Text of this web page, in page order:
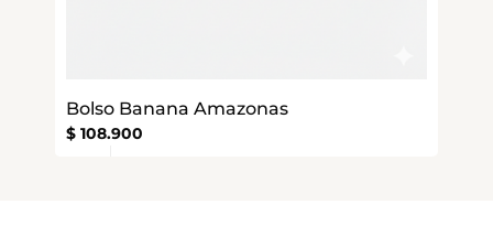
Bolso Banana Amazonas
$ 108.900